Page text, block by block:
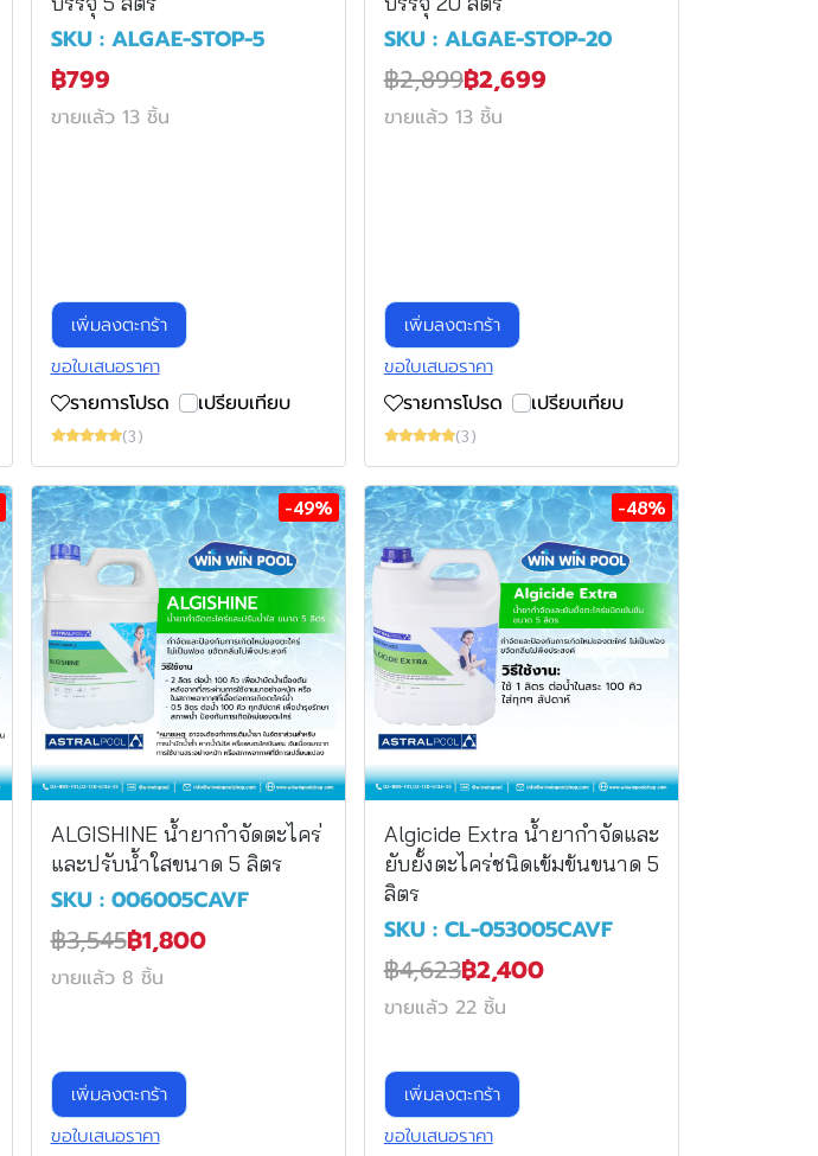
SKU : ALGAE-STOP-5
฿799
ขายแล้ว 13 ชิ้น
เพิ่มลงตะกร้า
ขอใบเสนอราคา
รายการโปรด เปรียบเทียบ
(3)
SKU : ALGAE-STOP-20
฿2,899฿2,699
ขายแล้ว 13 ชิ้น
เพิ่มลงตะกร้า
ขอใบเสนอราคา
รายการโปรด เปรียบเทียบ
(3)
-49%
ALGISHINE น้ำยากำจัดตะไคร่
และปรับน้ำใสขนาด 5 ลิตร
SKU : 006005CAVF
฿3,545฿1,800
ขายแล้ว 8 ชิ้น
เพิ่มลงตะกร้า
ขอใบเสนอราคา
-48%
Algicide Extra น้ำยากำจัดและ
ยับยั้งตะไคร่ชนิดเข้มข้นขนาด 5
ลิตร
SKU : CL-053005CAVF
฿4,623฿2,400
ขายแล้ว 22 ชิ้น
เพิ่มลงตะกร้า
ขอใบเสนอราคา